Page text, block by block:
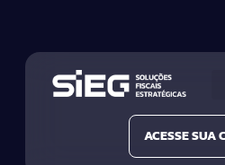
ACESSE SUA